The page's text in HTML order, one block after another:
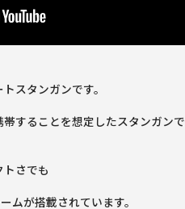
スタンガンです。
することを想定したスタンガンで
さでも
ムが搭載されています。